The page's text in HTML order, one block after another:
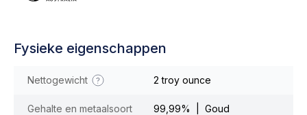
Fysieke eigenschappen
Nettogewicht 2 troy ounce
Gehalte en metaalsoort 99,99% | Goud